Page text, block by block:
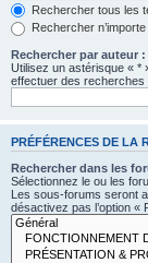
Rechercher tous les
Rechercher
Rechercher par auteur :
Utilisez un astérisque « *
effectuer des recherches
PRÉFÉRENCES DE LA
Rechercher dans les
Sélectionnez le ou les
Les sous-forums seront
désactivez pas l’option